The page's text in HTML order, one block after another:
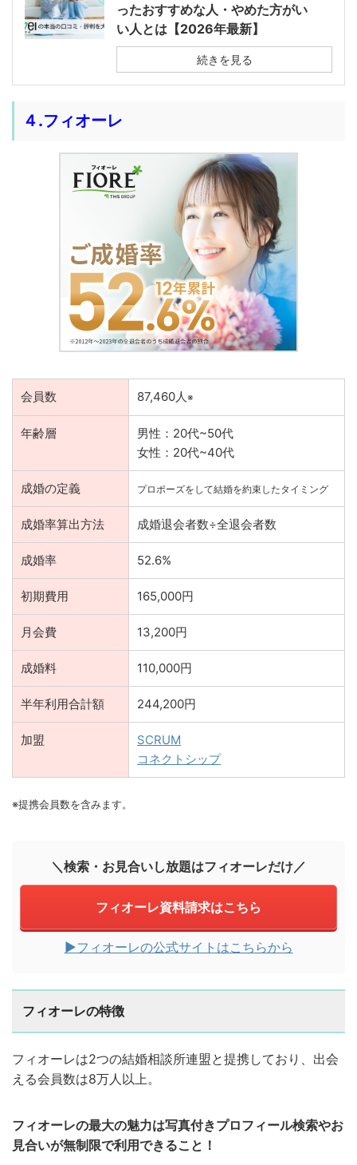
ったおすすめな人・やめた方がい
い人とは【2026年最新】
続きを見る
４.フィオーレ
会員数 87,460人 ※
年齢層
男性：20代~50代
女性：20代~40代
成婚の定義 プロポーズをして結婚を約束したタイミング
成婚率算出方法 成婚退会者数÷全退会者数
成婚率 52.6%
初期費用 165,000円
月会費 13,200円
成婚料 110,000円
半年利用合計額 244,200円
加盟
SCRUM
コネクトシップ
※提携会員数を含みます。
＼検索・お見合いし放題はフィオーレだけ／
フィオーレ資料請求はこちら
▶︎フィオーレの公式サイトはこちらから
フィオーレの特徴
フィオーレは2つの結婚相談所連盟と提携しており、出会
える会員数は8万人以上。
フィオーレの最大の魅力は写真付きプロフィール検索やお
見合いが無制限で利用できること！